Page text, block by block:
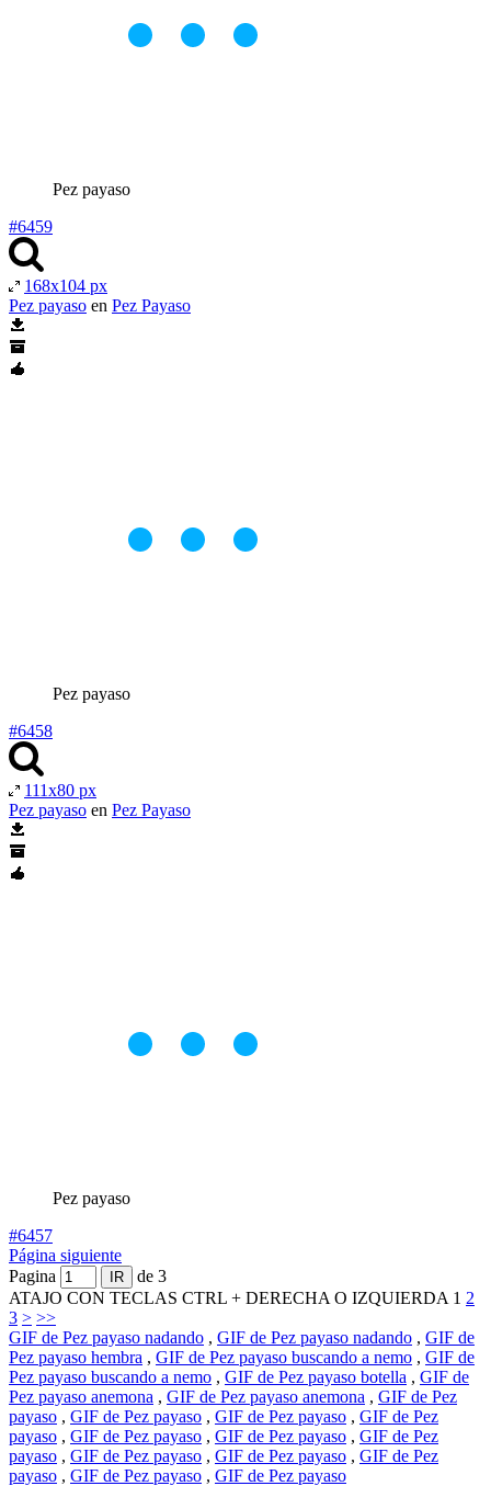
Pez payaso
#6459
168x104 px
Pez payaso en Pez Payaso
Pez payaso
#6458
111x80 px
Pez payaso en Pez Payaso
Pez payaso
#6457
Página siguiente
Pagina
de 3
ATAJO CON TECLAS CTRL + DERECHA O IZQUIERDA 1 2
3 > >>
GIF de Pez payaso nadando , GIF de Pez payaso nadando , GIF de
Pez payaso hembra , GIF de Pez payaso buscando a nemo , GIF de
Pez payaso buscando a nemo , GIF de Pez payaso botella , GIF de
Pez payaso anemona , GIF de Pez payaso anemona , GIF de Pez
payaso , GIF de Pez payaso , GIF de Pez payaso , GIF de Pez
payaso , GIF de Pez payaso , GIF de Pez payaso , GIF de Pez
payaso , GIF de Pez payaso , GIF de Pez payaso , GIF de Pez
payaso , GIF de Pez payaso , GIF de Pez payaso